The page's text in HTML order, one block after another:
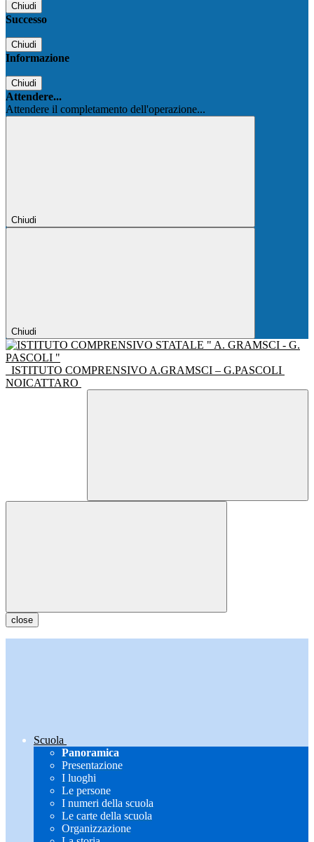
Chiudi
Successo
Chiudi
Informazione
Chiudi
Attendere...
Attendere il completamento dell'operazione...
Chiudi
Chiudi
ISTITUTO COMPRENSIVO A.GRAMSCI – G.PASCOLI
NOICATTARO
close
Scuola
Panoramica
Presentazione
I luoghi
Le persone
I numeri della scuola
Le carte della scuola
Organizzazione